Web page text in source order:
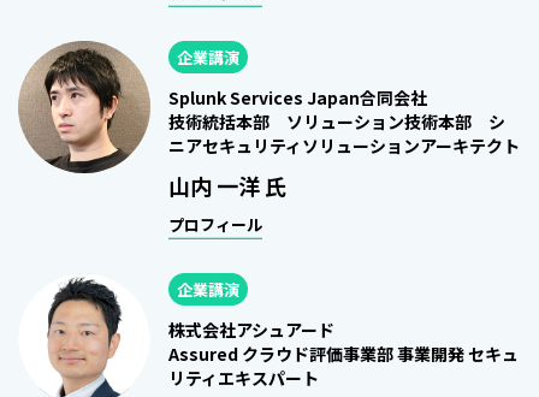
企業講演
Splunk Services Japan合同会社
技術統括本部 ソリューション技術本部 シ
ニアセキュリティソリューションアーキテクト
山内 一洋 氏
プロフィール
企業講演
株式会社アシュアード
Assured クラウド評価事業部 事業開発 セキュ
リティエキスパート